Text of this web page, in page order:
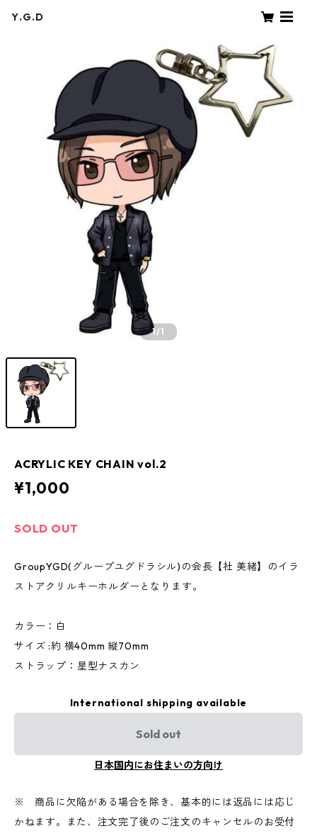
Y.G.D
1/1
ACRYLIC KEY CHAIN vol.2
¥1,000
SOLD OUT
GroupYGD(グループユグドラシル)の会長【社 美緒】のイラ
ストアクリルキーホルダーとなります。
カラー：白
サイズ :約 横40mm 縦70mm
ストラップ：星型ナスカン
International shipping available
Sold out
日本国内にお住まいの方向け
※ 商品に欠陥がある場合を除き、基本的には返品には応じ
かねます。また、注文完了後のご注文のキャンセルのお受付